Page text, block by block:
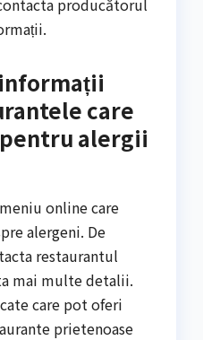
care
alergii
online care
alergeni. De
restaurantul
mai multe detalii.
care pot oferi
prietenoase